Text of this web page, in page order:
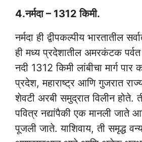
4.नर्मदा – 1312 किमी.
नर्मदा ही द्वीपकल्पीय भारतातील
ही मध्य प्रदेशातील अमरकंटक
नदी 1312 किमी लांबीचा मार्ग
प्रदेश, महाराष्ट्र आणि गुजरात
शेवटी अरबी समुद्रात विलीन होते. ती
पवित्र नद्यांपैकी एक मानली जाते
पूजली जाते. याशिवाय, ती समृद्ध